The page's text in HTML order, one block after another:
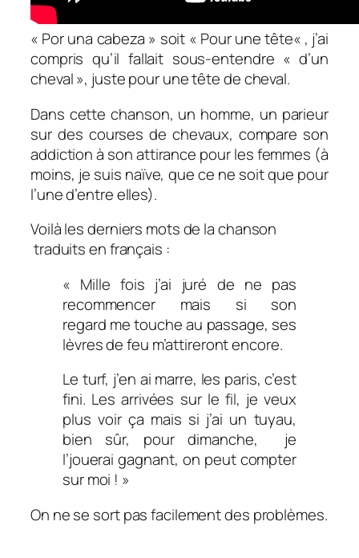
« Por una cabeza » soit « Pour une tête« , j’ai
compris qu’il fallait sous-entendre « d’un
cheval », juste pour une tête de cheval.
Dans cette chanson, un homme, un parieur
sur des courses de chevaux, compare son
addiction à son attirance pour les femmes (à
moins, je suis naïve, que ce ne soit que pour
l’une d’entre elles).
Voilà les derniers mots de la chanson
traduits en français :
« Mille fois j’ai juré de ne pas
recommencer mais si son
regard me touche au passage, ses
lèvres de feu m’attireront encore.
Le turf, j’en ai marre, les paris, c’est
fini. Les arrivées sur le fil, je veux
plus voir ça mais si j’ai un tuyau,
bien sûr, pour dimanche, je
l’jouerai gagnant, on peut compter
sur moi ! »
On ne se sort pas facilement des problèmes.